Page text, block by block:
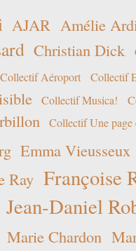
AJAR Amélie
Christian Dick
Collectif Aéroport Collectif
Collectif Musica!
Collectif Une page
Emma Vieusseux
Ray Françoise
Jean-Daniel
Marie Chardon